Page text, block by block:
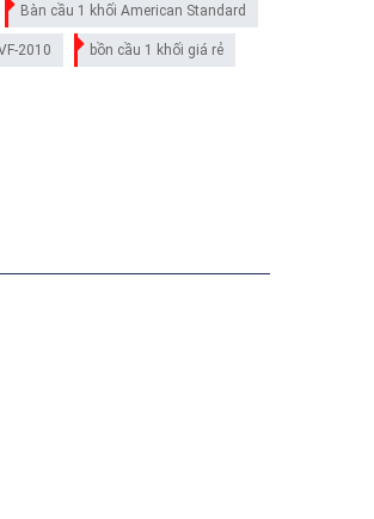
Bàn cầu 1 khối American Standard
2010 bồn cầu 1 khối giá rẻ